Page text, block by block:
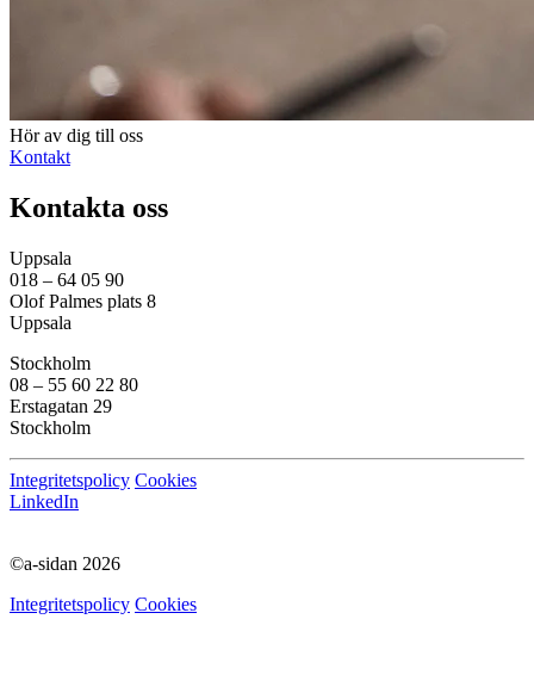
Hör av dig till oss
Kontakt
Kontakta oss
Uppsala
018 – 64 05 90
Olof Palmes plats 8
Uppsala
Stockholm
08 – 55 60 22 80
Erstagatan 29
Stockholm
Integritetspolicy Cookies
LinkedIn
©a-sidan 2026
Integritetspolicy Cookies